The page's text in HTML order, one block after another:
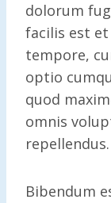
dolorum
facilis est
tempore,
optio
quod
omnis
repellendus.
Bibendum